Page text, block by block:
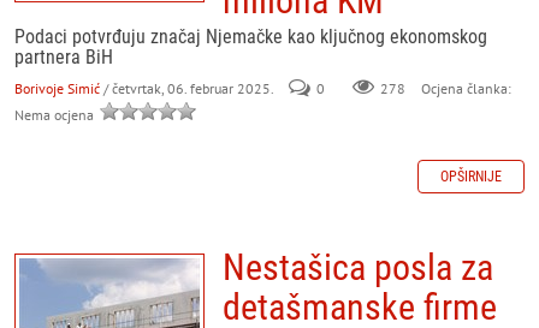
Podaci potvrđuju značaj Njemačke kao ključnog ekonomskog
partnera BiH
Borivoje Simić / četvrtak, 06. februar 2025. 0 278
Ocjena članka:
Nema ocjena
OPŠIRNIJE
Nestašica posla za
detašmanske firme